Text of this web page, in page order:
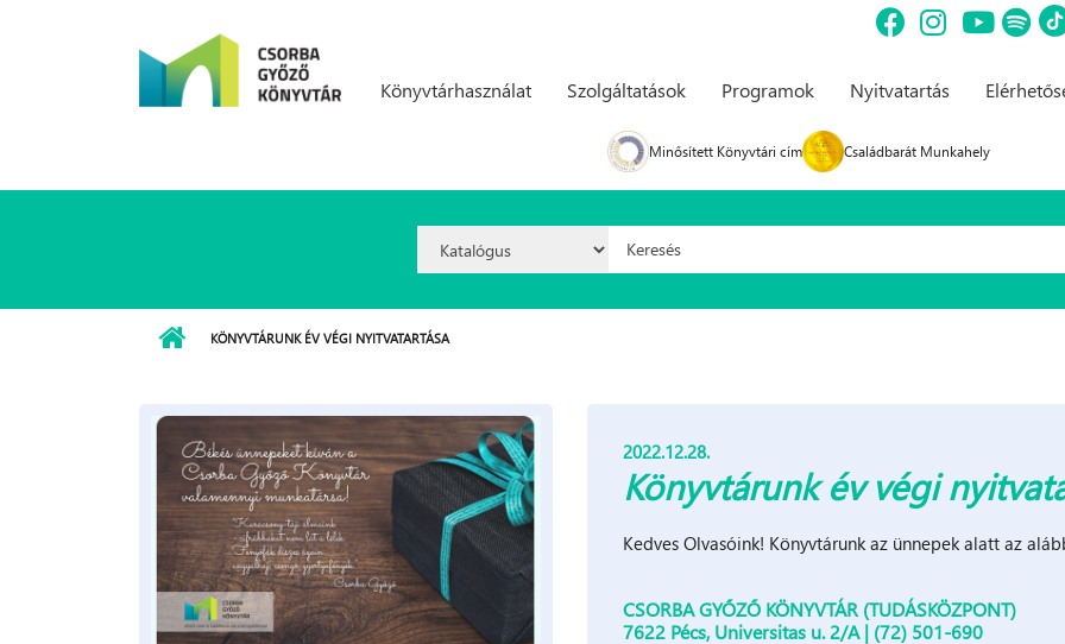
Könyvtárhasználat Szolgáltatások Programok Nyitvatartás
Minősített Könyvtári cím Családbarát Munkahely
Option:
Keresés űrlap
KÖNYVTÁRUNK ÉV VÉGI NYITVATARTÁSA
2022.12.28.
Könyvtárunk év végi
Kedves Olvasóink! Könyvtárunk az ünnepek alatt az
CSORBA GYŐZŐ KÖNYVTÁR (TUDÁSKÖZPONT)
7622 Pécs, Universitas u. 2/A | (72) 501-690